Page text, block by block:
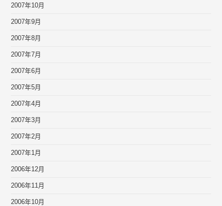
2007年10月
2007年9月
2007年8月
2007年7月
2007年6月
2007年5月
2007年4月
2007年3月
2007年2月
2007年1月
2006年12月
2006年11月
2006年10月